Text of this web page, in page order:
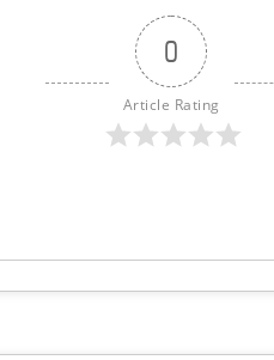
0
Article Rating